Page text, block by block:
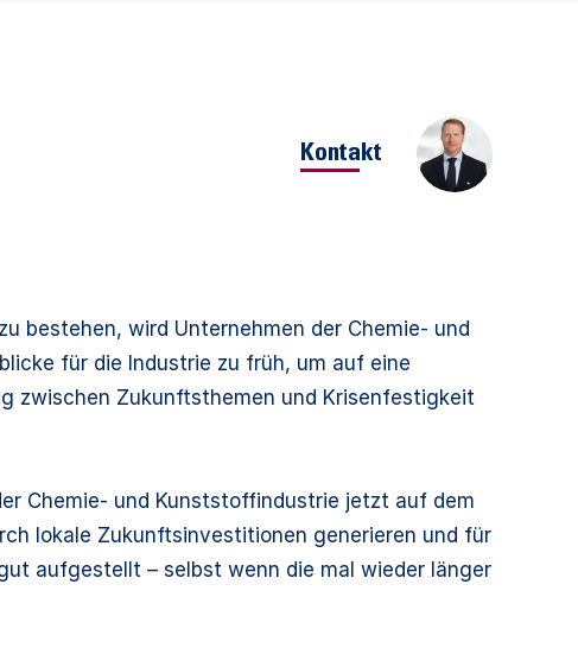
bestehen, wird Unternehmen der Chemie- und
für die Industrie zu früh, um auf eine
zwischen Zukunftsthemen und Krisenfestigkeit
Chemie- und Kunststoffindustrie jetzt auf dem
lokale Zukunftsinvestitionen generieren und für
aufgestellt – selbst wenn die mal wieder länger
Kontakt